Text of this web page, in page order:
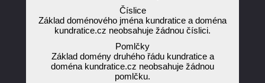
Číslice
Základ doménového jména kundratice a doména
kundratice.cz neobsahuje žádnou číslici.
Pomlčky
Základ domény druhého řádu kundratice a
doména kundratice.cz neobsahuje žádnou
pomlčku.